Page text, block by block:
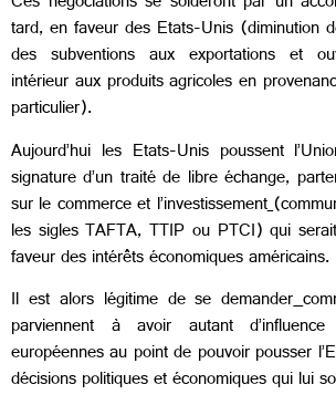
tard, en faveur des Etats-Unis (diminution
des subventions aux exportations et
intérieur aux produits agricoles en
particulier).
Aujourd’hui les Etats-Unis poussent
signature d’un traité de libre échange,
sur le commerce et l’investissement
les sigles TAFTA, TTIP ou PTCI) qui
faveur des intérêts économiques américains.
Il est alors légitime de se demander
parviennent à avoir autant
européennes au point de pouvoir pousser
décisions politiques et économiques qui lui